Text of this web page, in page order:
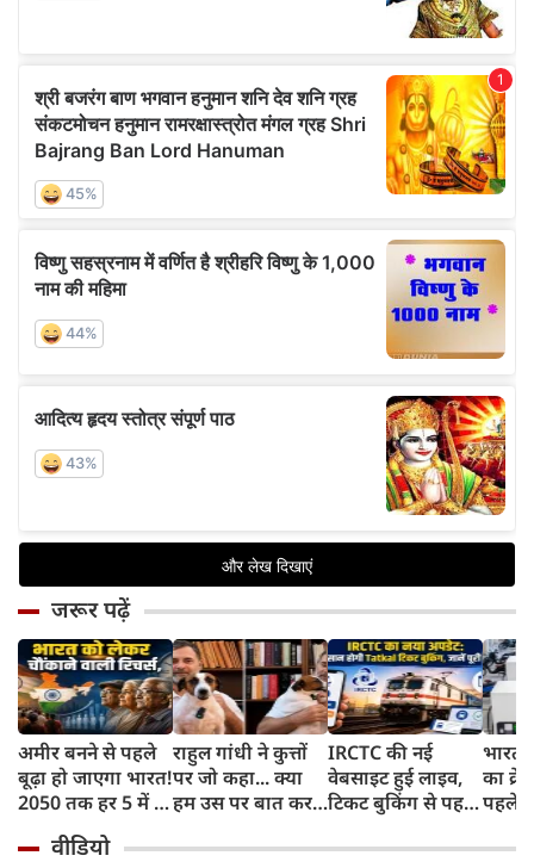
जरूर पढ़ें
अमीर बनने से पहले
बूढ़ा हो जाएगा भारत!
2050 तक हर 5 में 1
साल से ज्यादा उम्र का
राहुल गांधी ने कुत्तों
पर जो कहा... क्या
हम उस पर बात कर
IRCTC की नई
वेबसाइट हुई लाइव,
टिकट बुकिंग से पहले
काम, जानें पूरा
भारत
का
पहले
और
वीडियो